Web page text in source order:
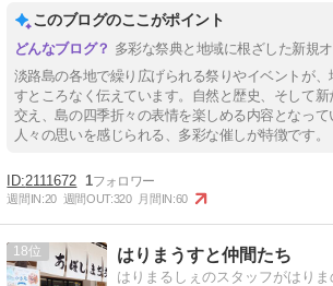
このブログのここがポイント
多彩な祭典と地域に根ざした新規
淡路島の各地で繰り広げられる祭りやイベントが
すところなく伝えています。自然と歴史、そして
交え、島の四季折々の表情を楽しめる内容となっ
人々の思いを感じられる、多彩な催しが特徴です。
2111672 1
週間IN:20 週間OUT:320 月間IN:60
18 はりまうすと仲間たち
はりまるしぇのスタッフがはり